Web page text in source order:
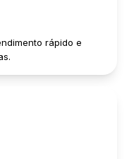
rápido e